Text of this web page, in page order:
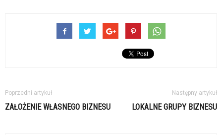
Poprzedni artykuł
ZAŁOŻENIE WŁASNEGO BIZNESU
Następny artykuł
LOKALNE GRUPY BIZNESU